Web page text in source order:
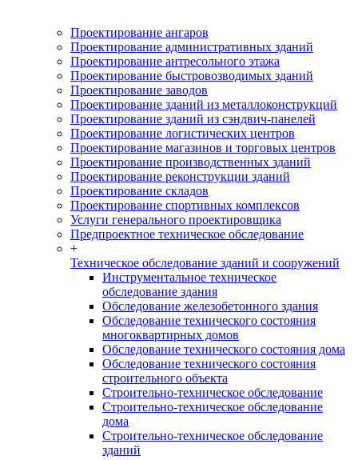
Проектирование ангаров
Проектирование административных зданий
Проектирование антресольного этажа
Проектирование быстровозводимых зданий
Проектирование заводов
Проектирование зданий из металлоконструкций
Проектирование зданий из сэндвич-панелей
Проектирование логистических центров
Проектирование магазинов и торговых центров
Проектирование производственных зданий
Проектирование реконструкции зданий
Проектирование складов
Проектирование спортивных комплексов
Услуги генерального проектировщика
Предпроектное техническое обследование
+
Техническое обследование зданий и сооружений
Инструментальное техническое
обследование здания
Обследование железобетонного здания
Обследование технического состояния
многоквартирных домов
Обследование технического состояния дома
Обследование технического состояния
строительного объекта
Строительно-техническое обследование
Строительно-техническое обследование
дома
Строительно-техническое обследование
зданий